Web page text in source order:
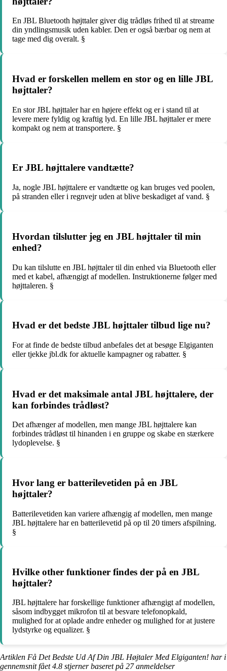
En JBL Bluetooth højttaler giver dig trådløs frihed til at streame
din yndlingsmusik uden kabler. Den er også bærbar og nem at
tage med dig overalt. §
Hvad er forskellen mellem en stor og en lille JBL
højttaler?
En stor JBL højttaler har en højere effekt og er i stand til at
levere mere fyldig og kraftig lyd. En lille JBL højttaler er mere
kompakt og nem at transportere. §
Er JBL højttalere vandtætte?
Ja, nogle JBL højttalere er vandtætte og kan bruges ved poolen,
på stranden eller i regnvejr uden at blive beskadiget af vand. §
Hvordan tilslutter jeg en JBL højttaler til min
enhed?
Du kan tilslutte en JBL højttaler til din enhed via Bluetooth eller
med et kabel, afhængigt af modellen. Instruktionerne følger med
højttaleren. §
Hvad er det bedste JBL højttaler tilbud lige nu?
For at finde de bedste tilbud anbefales det at besøge Elgiganten
eller tjekke jbl.dk for aktuelle kampagner og rabatter. §
Hvad er det maksimale antal JBL højttalere, der
kan forbindes trådløst?
Det afhænger af modellen, men mange JBL højttalere kan
forbindes trådløst til hinanden i en gruppe og skabe en stærkere
lydoplevelse. §
Hvor lang er batterilevetiden på en JBL
højttaler?
Batterilevetiden kan variere afhængig af modellen, men mange
JBL højttalere har en batterilevetid på op til 20 timers afspilning.
§
Hvilke other funktioner findes der på en JBL
højttaler?
JBL højttalere har forskellige funktioner afhængigt af modellen,
såsom indbygget mikrofon til at besvare telefonopkald,
mulighed for at oplade andre enheder og mulighed for at justere
lydstyrke og equalizer. §
Artiklen Få Det Bedste Ud Af Din JBL Højtaler Med Elgiganten! har i
gennemsnit fået4.8 stjerner baseret på 27anmeldelser